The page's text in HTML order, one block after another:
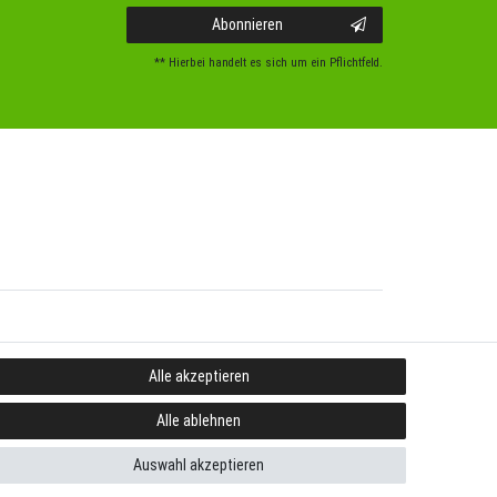
Abonnieren
** Hierbei handelt es sich um ein Pflichtfeld.
Alle akzeptieren
Alle ablehnen
Auswahl akzeptieren